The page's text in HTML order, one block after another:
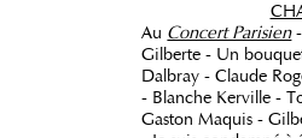
Au Concert Parisien-
Gilberte - Un
Dalbray - Claude
- Blanche Kerville -
Gaston Maquis -